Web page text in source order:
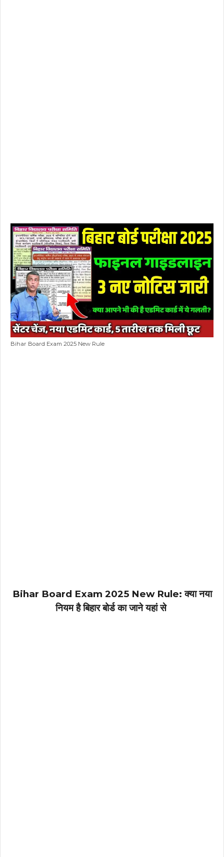
Bihar Board Exam 2025 New Rule
Bihar Board Exam 2025 New Rule: क्या नया
नियम है बिहार बोर्ड का जाने यहां से